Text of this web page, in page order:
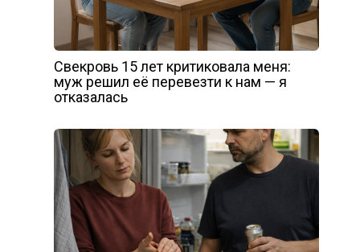
Свекровь 15 лет критиковала меня:
муж решил её перевезти к нам — я
отказалась